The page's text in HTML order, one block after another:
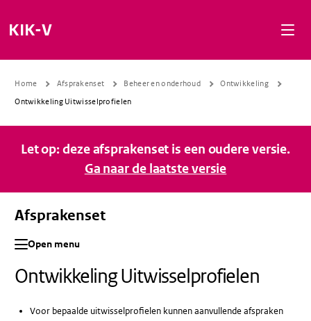
KIK-V
Home Afsprakenset Beheer en onderhoud
Ontwikkeling
Ontwikkeling Uitwisselprofielen
Let op: deze afsprakenset is een oudere versie.
Ga naar de laatste versie
Afsprakenset
Open menu
Ontwikkeling Uitwisselprofielen
Voor bepaalde uitwisselprofielen kunnen aanvullende afspraken